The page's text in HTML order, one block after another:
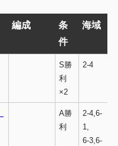
編成
条
件
海域
S勝
利
×2
2-4
A勝
利
2-4,6-
1,
6-3,6-